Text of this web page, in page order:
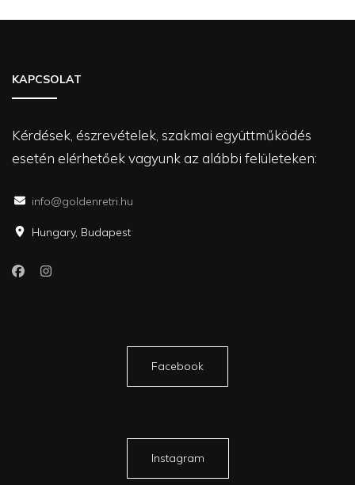
KAPCSOLAT
Kérdések, észrevételek, szakmai együttműködés
esetén elérhetőek vagyunk az alábbi felületeken:
info@goldenretri.hu
Hungary, Budapest
Facebook
Instagram